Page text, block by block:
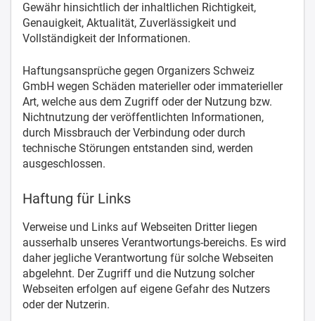
Gewähr hinsichtlich der inhaltlichen Richtigkeit,
Genauigkeit, Aktualität, Zuverlässigkeit und
Vollständigkeit der Informationen.
Haftungsansprüche gegen Organizers Schweiz
GmbH wegen Schäden materieller oder immaterieller
Art, welche aus dem Zugriff oder der Nutzung bzw.
Nichtnutzung der veröffentlichten Informationen,
durch Missbrauch der Verbindung oder durch
technische Störungen entstanden sind, werden
ausgeschlossen.
Haftung für Links
Verweise und Links auf Webseiten Dritter liegen
ausserhalb unseres Verantwortungs-bereichs. Es wird
daher jegliche Verantwortung für solche Webseiten
abgelehnt. Der Zugriff und die Nutzung solcher
Webseiten erfolgen auf eigene Gefahr des Nutzers
oder der Nutzerin.